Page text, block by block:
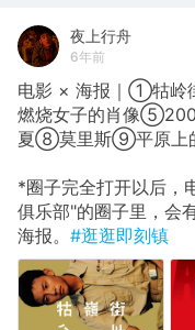
夜上行舟
6年前
电影 × 海报｜①牯
燃烧女子的肖像
夏⑧莫里斯⑨平原上
*圈子完全打开以后，
俱乐部"的圈子里，会
海报。 #逛逛即刻镇